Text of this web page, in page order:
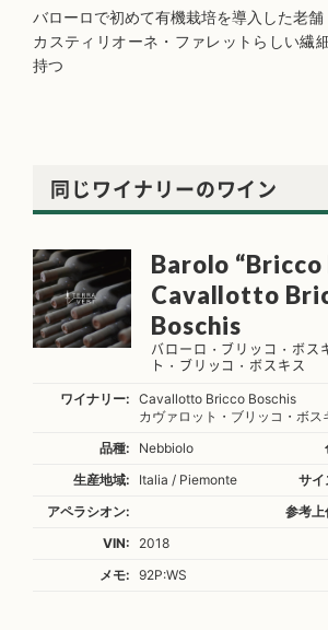
バローロで初めて有機栽培を導入した老舗
カスティリオーネ・ファレットらしい繊
持つ
同じワイナリーのワイン
Barolo “Bricco
Cavallotto
Boschis
バローロ・ブリッコ・ボス
ト・ブリッコ・ボスキス
ワイナリー:
Cavallotto Bricco Boschis
カヴァロット・ブリッコ・ボス
品種:
Nebbiolo
生産地域:
Italia / Piemonte サイ
アペラシオン:
参考上
VIN:
2018
メモ:
92P:WS